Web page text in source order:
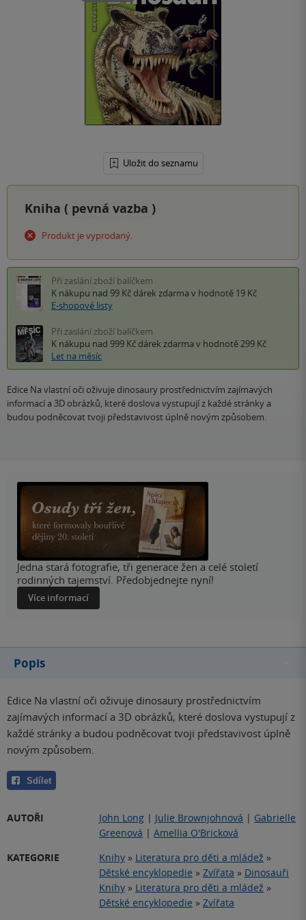
Uložit do seznamu
Kniha ( pevná vazba )
Produkt je vyprodaný.
Při zaslání zboží balíčkem
K nákupu nad 99 Kč dárek zdarma v hodnotě 19 Kč
E-shopové listy
Při zaslání zboží balíčkem
K nákupu nad 999 Kč dárek zdarma v hodnotě 299 Kč
Let na měsíc
Edice Na vlastní oči oživuje dinosaury prostřednictvím zajímavých
informací a 3D obrázků, které doslova vystupují z každé stránky a
budou podněcovat tvoji představivost úplně novým způsobem.
Jedna stará fotografie, tři generace žen a celé století
rodinných tajemství. Předobjednejte nyní!
Více informací
Popis
Edice Na vlastní oči oživuje dinosaury prostřednictvím
zajímavých informací a 3D obrázků, které doslova vystupují z
každé stránky a budou podněcovat tvoji představivost úplně
novým způsobem.
Sdílet
AUTOŘI John Long | Julie Brownjohnová | Gabrielle
Greenová | Amellia O'Bricková
KATEGORIE
Knihy » Literatura pro děti a mládež »
Dětské encyklopedie » Zvířata » Dinosauři
Knihy » Literatura pro děti a mládež »
Dětské encyklopedie » Zvířata